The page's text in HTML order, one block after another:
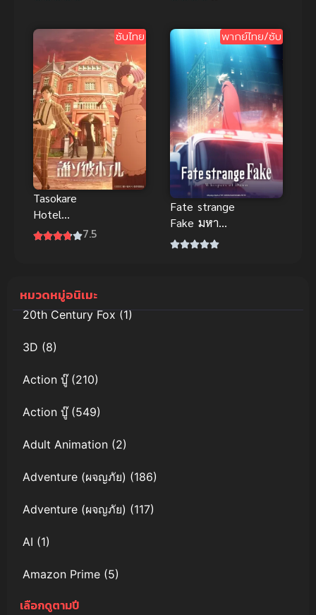
ซับไทย
Tasokare
Hotel
โรงแรมทาโซ
7.5
พากย์ไทย/ซับ
Fate strange
Fake มหา
สงครามจอก
หมวดหมู่อนิเมะ
20th Century Fox(1)
3D (8)
Action บู๊(210)
Action บู๊(549)
Adult Animation (2)
Adventure (ผจญภัย) (186)
Adventure (ผจญภัย) (117)
AI (1)
Amazon Prime (5)
Anal (ประตูหลัง)
เลือกดูตามปี